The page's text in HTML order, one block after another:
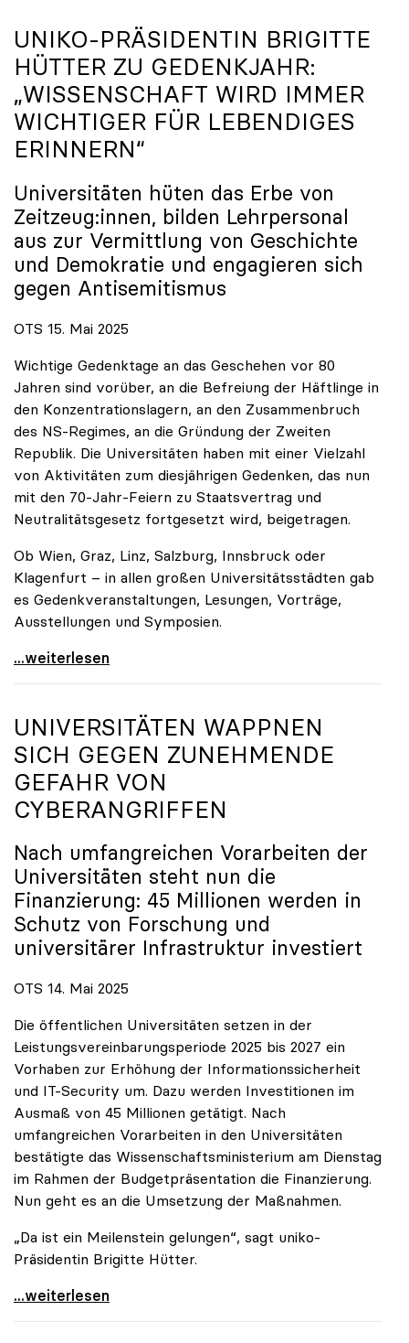
UNIKO-PRÄSIDENTIN BRIGITTE
HÜTTER ZU GEDENKJAHR:
„WISSENSCHAFT WIRD IMMER
WICHTIGER FÜR LEBENDIGES
ERINNERN“
Universitäten hüten das Erbe von
Zeitzeug:innen, bilden Lehrpersonal
aus zur Vermittlung von Geschichte
und Demokratie und engagieren sich
gegen Antisemitismus
OTS 15. Mai 2025
Wichtige Gedenktage an das Geschehen vor 80
Jahren sind vorüber, an die Befreiung der Häftlinge in
den Konzentrationslagern, an den Zusammenbruch
des NS-Regimes, an die Gründung der Zweiten
Republik. Die Universitäten haben mit einer Vielzahl
von Aktivitäten zum diesjährigen Gedenken, das nun
mit den 70-Jahr-Feiern zu Staatsvertrag und
Neutralitätsgesetz fortgesetzt wird, beigetragen.
Ob Wien, Graz, Linz, Salzburg, Innsbruck oder
Klagenfurt – in allen großen Universitätsstädten gab
es Gedenkveranstaltungen, Lesungen, Vorträge,
Ausstellungen und Symposien.
uniko-Präsidentin Brigitte Hütter zu Gedenkjahr:
...weiterlesen
UNIVERSITÄTEN WAPPNEN
SICH GEGEN ZUNEHMENDE
GEFAHR VON
CYBERANGRIFFEN
Nach umfangreichen Vorarbeiten der
Universitäten steht nun die
Finanzierung: 45 Millionen werden in
Schutz von Forschung und
universitärer Infrastruktur investiert
OTS 14. Mai 2025
Die öffentlichen Universitäten setzen in der
Leistungsvereinbarungsperiode 2025 bis 2027 ein
Vorhaben zur Erhöhung der Informationssicherheit
und IT-Security um. Dazu werden Investitionen im
Ausmaß von 45 Millionen getätigt. Nach
umfangreichen Vorarbeiten in den Universitäten
bestätigte das Wissenschaftsministerium am Dienstag
im Rahmen der Budgetpräsentation die Finanzierung.
Nun geht es an die Umsetzung der Maßnahmen.
„Da ist ein Meilenstein gelungen“, sagt uniko-
Präsidentin Brigitte Hütter.
Universitäten wappnen sich gegen zunehmende Gefahr
...weiterlesen